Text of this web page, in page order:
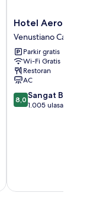
Hotel
Aeropuerto
Venustiano
Carranza
Hotel Aeropuerto
Venustiano Carranza
Parkir gratis
Wi-Fi Gratis
Restoran
AC
8.0
dari
8,0 Sangat Baik
1.005 ulasan